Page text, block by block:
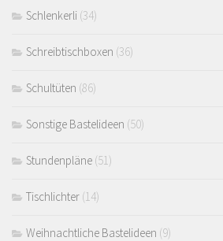
Schlenkerli (34)
Schreibtischboxen (36)
Schultüten (86)
Sonstige Bastelideen (50)
Stundenpläne (51)
Tischlichter (14)
Weihnachtliche Bastelideen (9)